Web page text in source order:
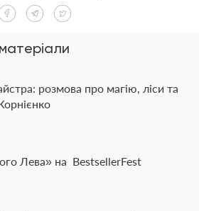
розмова про магію, ліси та
Лева» на BestsellerFest